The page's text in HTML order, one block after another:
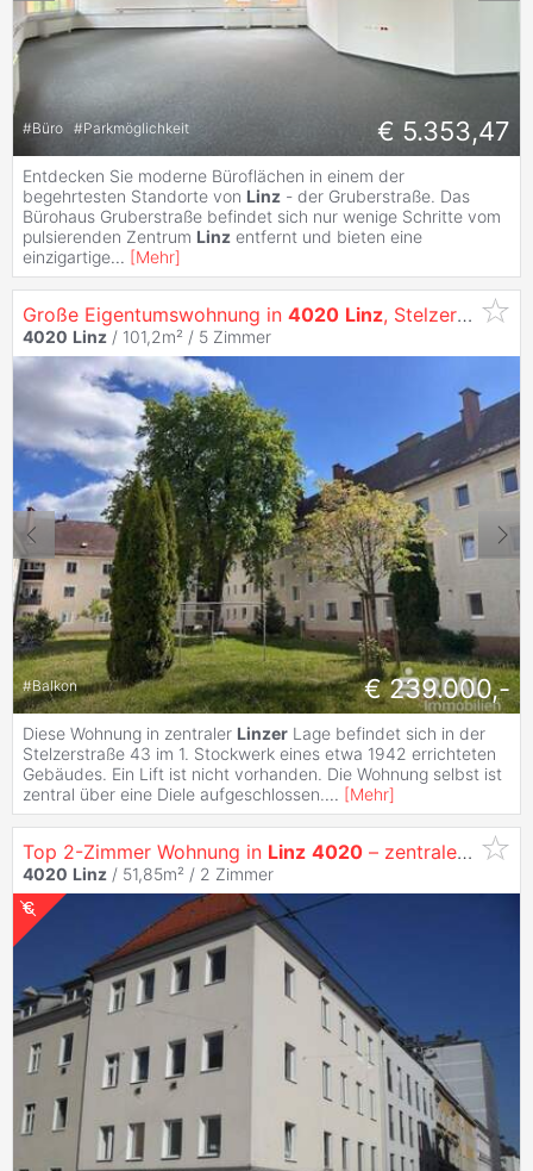
#Büro #Parkmöglichkeit € 5.353,47
Entdecken Sie moderne Büroflächen in einem der
begehrtesten Standorte von Linz - der Gruberstraße. Das
Bürohaus Gruberstraße befindet sich nur wenige Schritte vom
pulsierenden Zentrum Linz entfernt und bieten eine
einzigartige... [Mehr]
Große Eigentumswohnung in 4020 Linz, Stelzerstraße 43 Top 4
4020 Linz / 101,2m² / 5 Zimmer
#Balkon € 239.000,-
Diese Wohnung in zentraler Linzer Lage befindet sich in der
Stelzerstraße 43 im 1. Stockwerk eines etwa 1942 errichteten
Gebäudes. Ein Lift ist nicht vorhanden. Die Wohnung selbst ist
zentral über eine Diele aufgeschlossen.... [Mehr]
Top 2-Zimmer Wohnung in Linz 4020 – zentrale Lage
4020 Linz / 51,85m² / 2 Zimmer